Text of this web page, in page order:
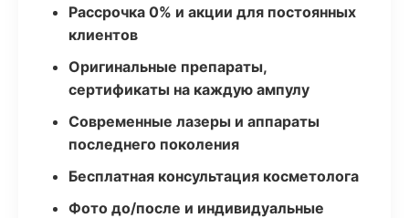
Рассрочка 0% и акции для постоянных
клиентов
Оригинальные препараты,
сертификаты на каждую ампулу
Современные лазеры и аппараты
последнего поколения
Бесплатная консультация косметолога
Фото до/после и индивидуальные